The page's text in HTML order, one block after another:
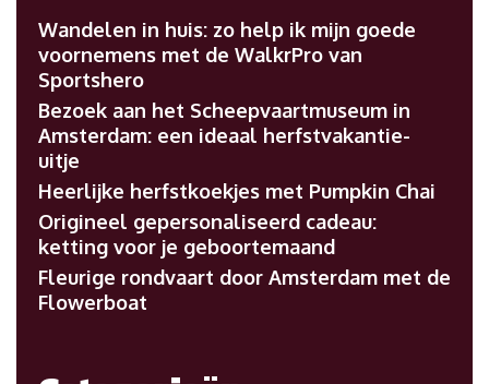
Wandelen in huis: zo help ik mijn goede
voornemens met de WalkrPro van
Sportshero
Bezoek aan het Scheepvaartmuseum in
Amsterdam: een ideaal herfstvakantie-
uitje
Heerlijke herfstkoekjes met Pumpkin Chai
Origineel gepersonaliseerd cadeau:
ketting voor je geboortemaand
Fleurige rondvaart door Amsterdam met de
Flowerboat